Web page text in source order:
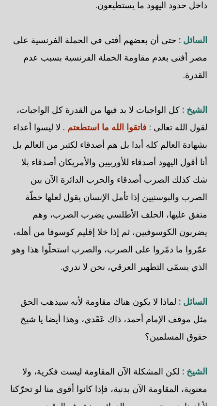
داخل حدود اليهود ما يستطيعون.
السائل : حتى أن بعضهم أفتى في الحملة الفرنسية على
مصر أفتى بعدم مقاومة الحملة الفرنسية بسبب عدم
القدرة.
الشيخ : كل الواجبات لا بد فيها من القدرة كل الواجبات،
لقول الله تعالى : فاتقوا الله ما استطعتم . لا ليسوا أعداء
بشهادة العالم كله أبدا بل هم أصدقاء لكثير من العالم بل
أنا أقول اليهود أصدقاء للأوربيين والأمريكان أصدقاء بلا
شك كذلك الصرب أصدقاء والحرب الدائرة الآن بين
الصرب والبوسنيين إذا تأمل الإنسان يقول لعلها خطّة
متفق عليها، الحلف الأطلسي يضرب الصرب، وهم
يضربون الكوسوفيين، ثم إذا خلا إقليم كوسوفا من أهله،
عمّروا ما دمّروا على الصرب، والصرب استحلّوا هذا وهو
الذي يسمّى التطهير العرقي، نحن لا ندري.
السائل : لماذا لا يكون هناك مقاومة لأنه سيذهب الحق
مثل موقف الإمام أحمد، ذاك عَقَدي، وهذا أيضا يا شيخ
حقوق المسلمين؟
الشيخ : لكن المشكلة الآن المقاومة ليست فكرية، ولا
معنوية، المقاومة الآن بدنية، فإذا كانوا أقوى منا لو تحرّكنا